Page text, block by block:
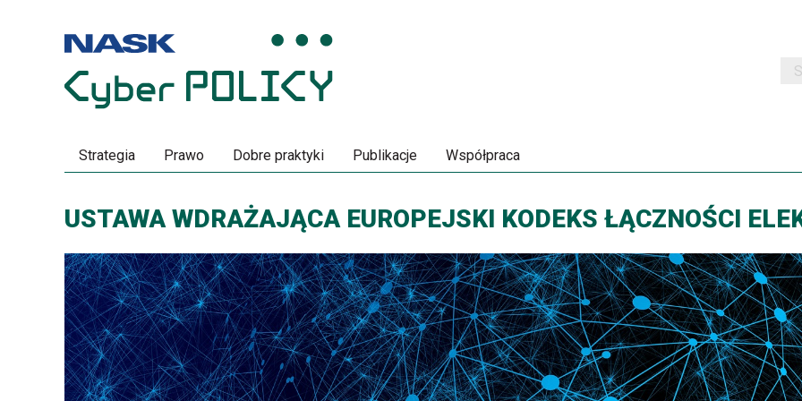
Przeskocz
Przeskocz
Strategia Prawo Dobre praktyki Publikacje Współpraca
USTAWA WDRAŻAJĄCA EUROPEJSKI KODEKS ŁĄCZNOŚCI